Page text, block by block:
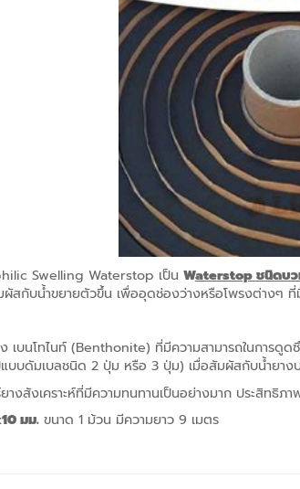
Swelling Waterstop เป็น Waterstopชนิดบว
สกับน้ำขยายตัวขึ้น เพื่ออุดช่องว่างหรือโพรงต่างๆ ที่
เบนโทไนท์ (Benthonite) ที่มีความสามารถในการดู
บดัมเบลชนิด 2 ปุ่ม หรือ 3 ปุ่ม) เมื่อสัมผัสกับน้ำยาง
างสังเคราะห์ที่มีความทนทานเป็นอย่างมาก ประสิทธิภา
มม.ขนาด 1 ม้วน มีความยาว 9 เมตร